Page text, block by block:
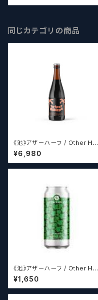
同じカテゴリの商品
《池》アザーハーフ / Other Hal
f Brewing Triple Drupe【ク
ラフトビールシザーズ】
¥6,980
《池》アザーハーフ / Other Hal
f Brewing Dank Ivy【クラフト
ビールシザーズ】
¥1,650